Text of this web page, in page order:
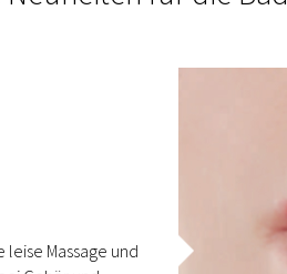
Massage und